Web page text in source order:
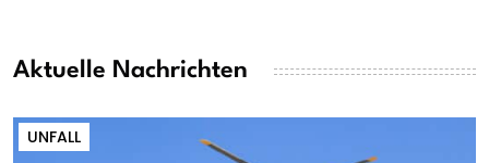
Aktuelle Nachrichten
UNFALL